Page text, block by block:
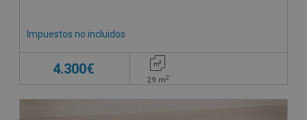
Impuestos no incluidos
4.300€
29 m2